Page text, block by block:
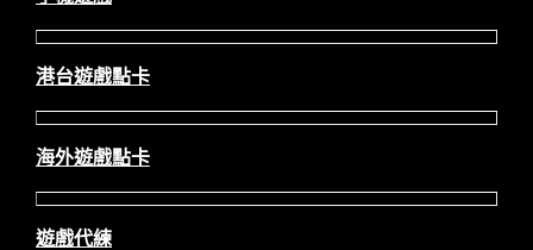
港台遊戲點卡
海外遊戲點卡
遊戲代練